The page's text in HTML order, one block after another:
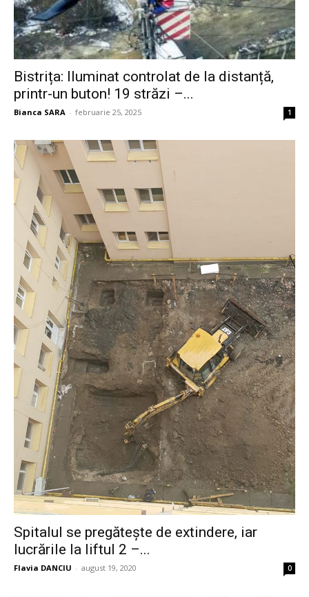
Bistrița: Iluminat controlat de la distanță,
printr-un buton! 19 străzi –...
Bianca SARA - februarie 25, 2025 1
Spitalul se pregătește de extindere, iar
lucrările la liftul 2 –...
Flavia DANCIU - august 19, 2020 0